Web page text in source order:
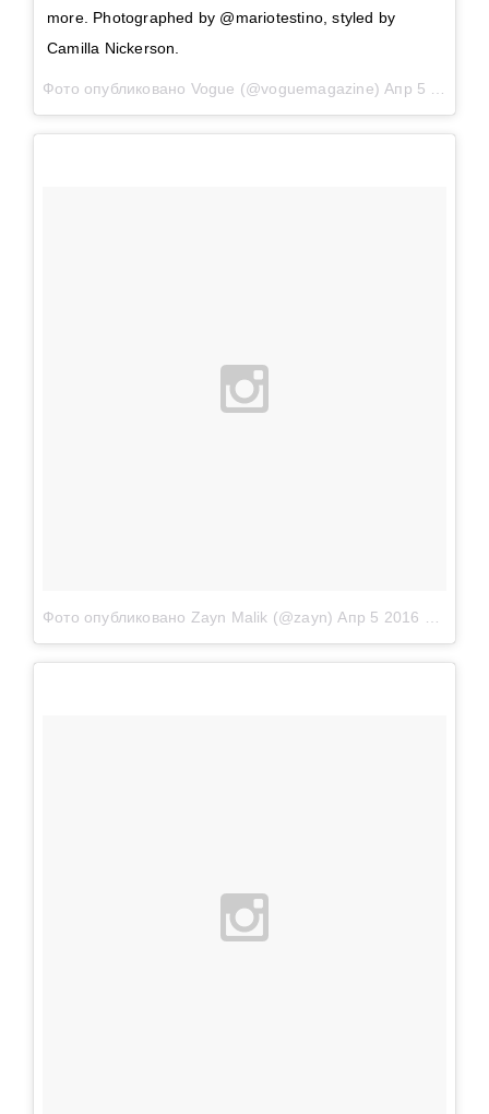
more. Photographed by @mariotestino, styled by
Camilla Nickerson.
Фото опубликовано Vogue (@voguemagazine)Апр 5 2016 в 9:22 PDT
Фото опубликовано Zayn Malik (@zayn) Апр 5 2016 в 12:06 PDT